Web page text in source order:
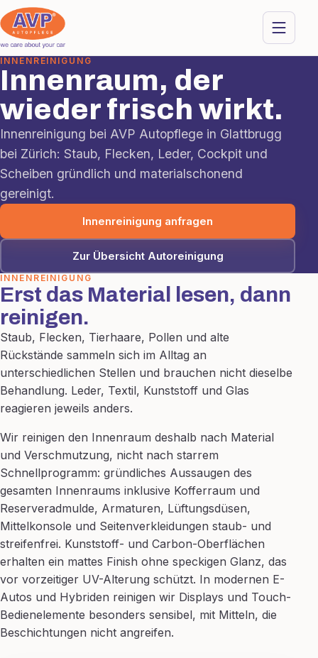
INNENREINIGUNG
Innenraum, der
wieder frisch wirkt.
Innenreinigung bei AVP Autopflege in Glattbrugg
bei Zürich: Staub, Flecken, Leder, Cockpit und
Scheiben gründlich und materialschonend
gereinigt.
Innenreinigung anfragen
Zur Übersicht Autoreinigung
INNENREINIGUNG
Erst das Material lesen, dann
reinigen.
Staub, Flecken, Tierhaare, Pollen und alte
Rückstände sammeln sich im Alltag an
unterschiedlichen Stellen und brauchen nicht dieselbe
Behandlung. Leder, Textil, Kunststoff und Glas
reagieren jeweils anders.
Wir reinigen den Innenraum deshalb nach Material
und Verschmutzung, nicht nach starrem
Schnellprogramm: gründliches Aussaugen des
gesamten Innenraums inklusive Kofferraum und
Reserveradmulde, Armaturen, Lüftungsdüsen,
Mittelkonsole und Seitenverkleidungen staub- und
streifenfrei. Kunststoff- und Carbon-Oberflächen
erhalten ein mattes Finish ohne speckigen Glanz, das
vor vorzeitiger UV-Alterung schützt. In modernen E-
Autos und Hybriden reinigen wir Displays und Touch-
Bedienelemente besonders sensibel, mit Mitteln, die
Beschichtungen nicht angreifen.